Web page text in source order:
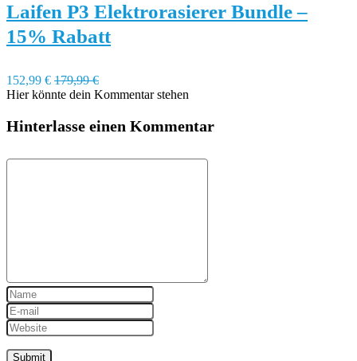
Laifen P3 Elektrorasierer Bundle –
15% Rabatt
152,99 € 179,99 €
Hier könnte dein Kommentar stehen
Hinterlasse einen Kommentar